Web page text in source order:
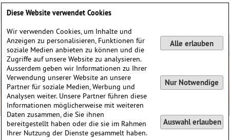
Diese Website verwendet Cookies
Wir verwenden Cookies, um Inhalte und
Anzeigen zu personalisieren, Funktionen für
soziale Medien anbieten zu können und die
Zugriffe auf unsere Website zu analysieren.
Ausserdem geben wir Informationen zu Ihrer
Verwendung unserer Website an unsere
Partner für soziale Medien, Werbung und
Analysen weiter. Unsere Partner führen diese
Informationen möglicherweise mit weiteren
Daten zusammen, die Sie ihnen
bereitgestellt haben oder die sie im Rahmen
Ihrer Nutzung der Dienste gesammelt haben.
Alle erlauben
Nur Notwendige
Auswahl erlauben